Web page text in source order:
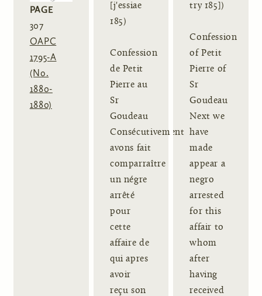
PAGE
307
OAPC
1795-A
(No.
1880-
1880)
[j'essiae
185)
Confession
de Petit
Pierre au
Sr
Goudeau
Consécutivement
avons fait
comparraître
un négre
arrêté
pour
cette
affaire de
qui apres
avoir
reçu son
try 185])
Confession
of Petit
Pierre of
Sr
Goudeau
Next we
have
made
appear a
negro
arrested
for this
affair to
whom
after
having
received